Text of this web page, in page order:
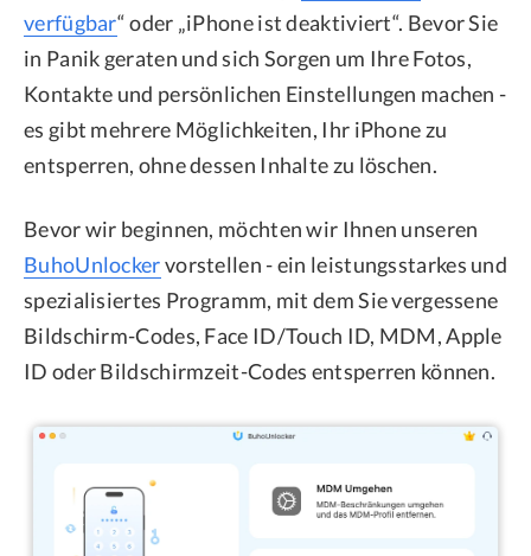
verfügbar“ oder „iPhone ist deaktiviert“. Bevor Sie
in Panik geraten und sich Sorgen um Ihre Fotos,
Kontakte und persönlichen Einstellungen machen -
es gibt mehrere Möglichkeiten, Ihr iPhone zu
entsperren, ohne dessen Inhalte zu löschen.
Bevor wir beginnen, möchten wir Ihnen unseren
BuhoUnlockervorstellen - ein leistungsstarkes und
spezialisiertes Programm, mit dem Sie vergessene
Bildschirm-Codes, Face ID/Touch ID, MDM, Apple
ID oder Bildschirmzeit-Codes entsperren können.